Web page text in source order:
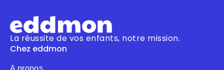
La réussite de vos enfants, notre mission.
Chez eddmon
A propos